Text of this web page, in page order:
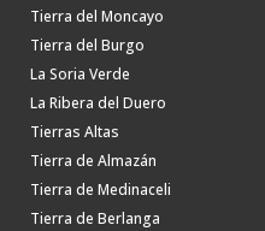
Tierra del Moncayo
Tierra del Burgo
La Soria Verde
La Ribera del Duero
Tierras Altas
Tierra de Almazán
Tierra de Medinaceli
Tierra de Berlanga